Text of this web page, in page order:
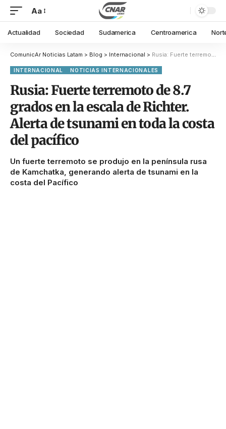
Aa
Actualidad Sociedad Sudamerica Centroamerica
ComunicAr Noticias Latam > Blog > Internacional > Rusia: Fuerte terremoto de 8.7 grados en la escala de Richter. Alerta de tsunami en toda la costa del pacífico
INTERNACIONAL NOTICIAS INTERNACIONALES
Rusia: Fuerte terremoto de 8.7
grados en la escala de Richter.
Alerta de tsunami en toda la costa
del pacífico
Un fuerte terremoto se produjo en la península rusa
de Kamchatka, generando alerta de tsunami en la
costa del Pacífico